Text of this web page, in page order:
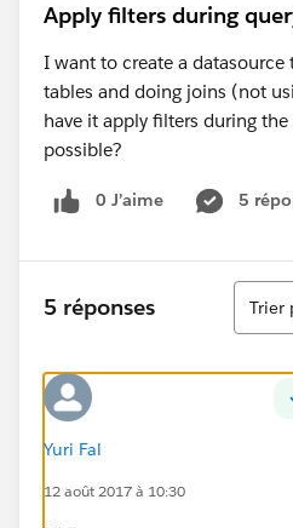
Apply filters during
I want to create a
tables and doing joins (not
have it apply filters during
possible?
0 J’aime 5
5 réponses
Tri
Trier
Yuri Fal
12 août 2017 à 10:30